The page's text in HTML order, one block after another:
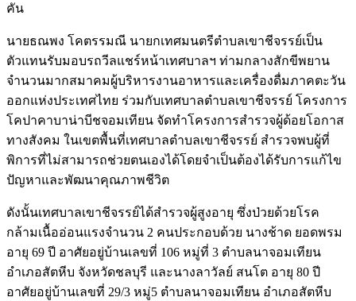
คัน
นายธณพง โคตรรมณี นายกเทศมนตรีตำบลเขาชีจรรย์เป็น
ตัวแทนรับมอบรถวีลแชร์หน้าเทศบาลฯ ท่ามกลางสักขีพยาน
จำนวนมากสมาคมผู้บริหารงานอาหารและเครื่องดื่มภาคตะวัน
ออกแห่งประเทศไทย ร่วมกับเทศบาลตำบลเขาชีจรรย์ โครงการ
โคปาคาบาน่าบีชจอมเทียน จัดทำโครงการสำรวจผู้ด้อยโอกาส
ทางสังคม ในเขตพื้นที่เทศบาลตำบลเขาชีจรรย์ สำรวจพบผู้ที่
พิการที่ไม่สามารถช่วยตนเองได้โดยจำเป็นต้องได้รับการแก้ไข
ปัญหาและพัฒนาคุณภาพชีวิต
ดังนั้นเทศบาลเขาชีจรรย์ได้สำรวจผู้สูงอายุ ซึ่งป่วยด้วยโรค
กล้ามเนื้ออ่อนแรงจำนวน 2 คนประกอบด้วย นางช้าด ยอดพรม
อายุ 69 ปี อาศัยอยู่บ้านเลขที่ 106 หมู่ที่ 3 ตำบลนาจอมเทียน
อำเภอสัตหีบ จังหวัดชลบุรี และนางลาวัลย์ สนโต อายุ 80 ปี
อาศัยอยู่บ้านเลขที่ 29/3 หมู่5 ตำบลนาจอมเทียน อำเภอสัตหีบ